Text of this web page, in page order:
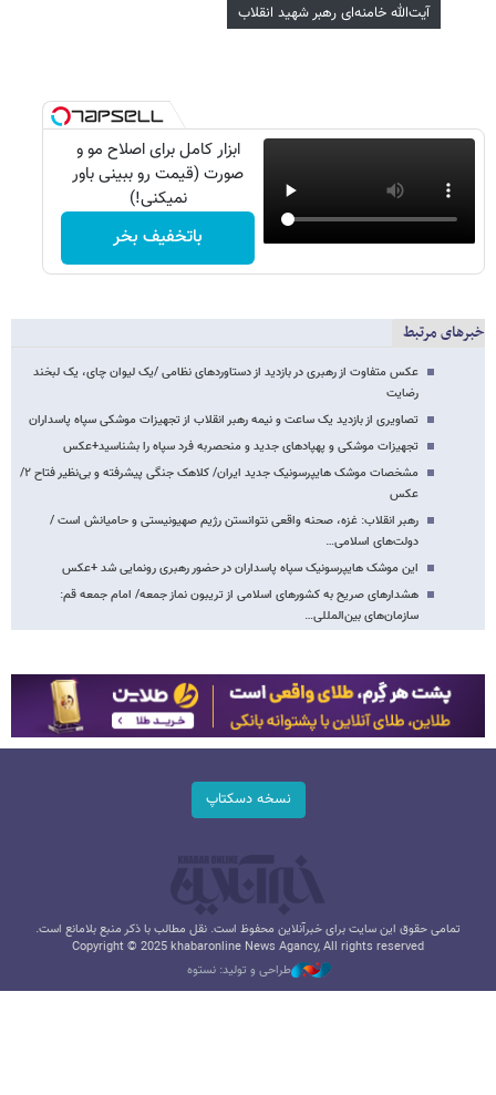
آیت‌الله خامنه‌ای رهبر شهید انقلاب
ابزار کامل برای اصلاح مو و
صورت (قیمت رو ببینی باور
نمیکنی!)
باتخفیف بخر
خبرهای مرتبط
عکس متفاوت از رهبری در بازدید از دستاوردهای نظامی /یک لیوان چای، یک لبخند
رضایت
تصاویری از بازدید یک ساعت و نیمه رهبر انقلاب از تجهیزات موشکی سپاه پاسداران
تجهیزات موشکی و پهپادهای جدید و منحصربه فرد سپاه را بشناسید+عکس
مشخصات موشک هایپرسونیک جدید ایران/ کلاهک جنگی پیشرفته و بی‌نظیر فتاح ۲/
عکس
رهبر انقلاب: غزه، صحنه واقعی نتوانستن رژیم صهیونیستی و حامیانش است /
دولت‌های اسلامی…
این موشک هایپرسونیک سپاه پاسداران در حضور رهبری رونمایی شد +عکس
هشدارهای صریح به کشورهای اسلامی از تریبون نماز جمعه/ امام جمعه قم:
سازمان‌های بین‌المللی…
نسخه دسکتاپ
تمامی حقوق این سایت برای خبرآنلاین محفوظ است. نقل مطالب با ذکر منبع بلامانع است.
Copyright © 2025 khabaronline News Agancy, All rights reserved
طراحی و تولید: نستوه